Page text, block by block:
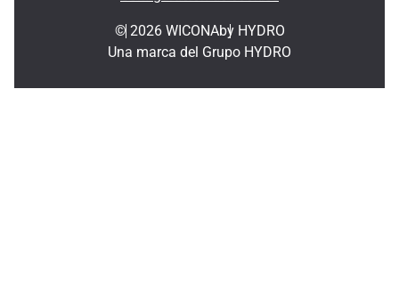
© 2026 WICONAby HYDRO
Una marca del Grupo HYDRO